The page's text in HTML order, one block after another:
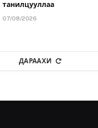
танилцууллаа
07/08/2026
ДАРААХИ